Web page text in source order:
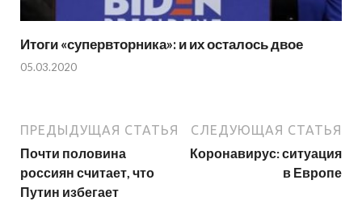
Итоги «супервторника»: и их осталось двое
05.03.2020
ПРЕДЫДУЩАЯ СТАТЬЯ
Почти половина
россиян считает, что
Путин избегает
СЛЕДУЮЩАЯ СТАТЬЯ
Коронавирус: ситуация
в Европе